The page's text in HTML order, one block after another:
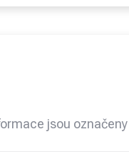
jsou označeny